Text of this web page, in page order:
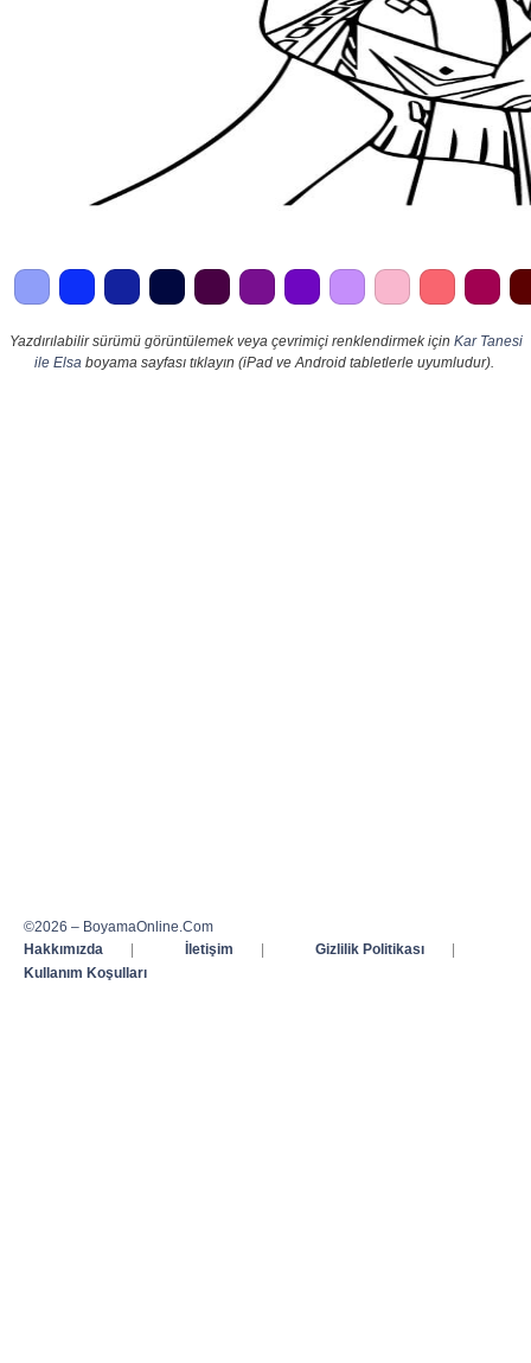
Yazdırılabilir sürümü görüntülemek veya çevrimiçi renklendirmek için Kar Tanesi
ile Elsa boyama sayfası tıklayın (iPad ve Android tabletlerle uyumludur).
©2026 – BoyamaOnline.Com
Hakkımızda
| İletişim | Gizlilik Politikası
|
Kullanım Koşulları